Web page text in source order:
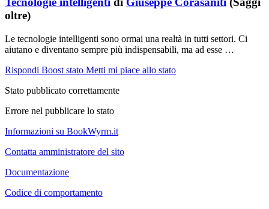
oltre)
Le tecnologie intelligenti sono ormai una realtà in tutti settori. Ci
aiutano e diventano sempre più indispensabili, ma ad esse …
Rispondi Boost stato Metti mi piace allo stato
Stato pubblicato correttamente
Errore nel pubblicare lo stato
Informazioni su BookWyrm.it
Contatta amministratore del sito
Documentazione
Codice di comportamento